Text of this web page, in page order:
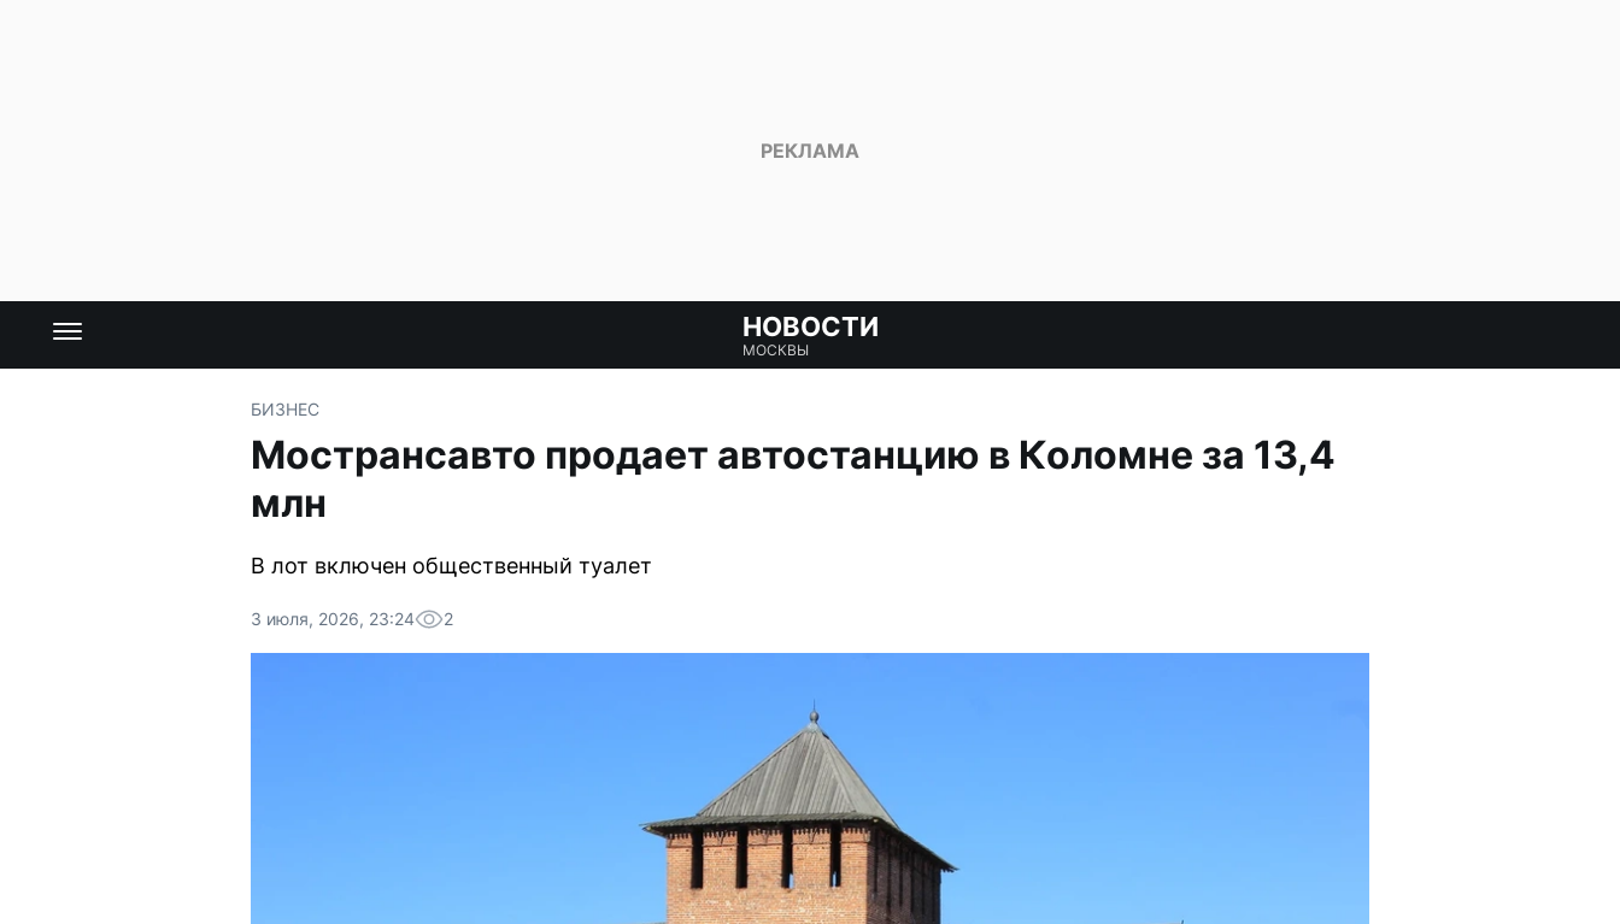
НОВОСТИ
МОСКВЫ
БИЗНЕС
Мострансавто продает автостанцию в Коломне за 13,4
млн
В лот включен общественный туалет
3 июля, 2026, 23:24 2